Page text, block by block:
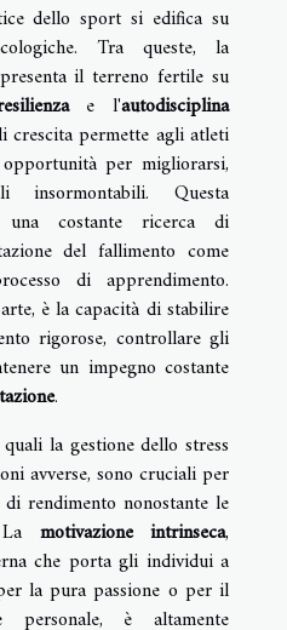
dello sport si edifica su
Tra queste, la
il terreno fertile su
e l'autodisciplina
crescita permette agli atleti
per migliorarsi,
insormontabili. Questa
una costante ricerca di
del fallimento come
di apprendimento.
è la capacità di stabilire
rigorose, controllare gli
un impegno costante
.
la gestione dello stress
avverse, sono cruciali per
rendimento nonostante le
motivazione intrinseca,
che porta gli individui a
la pura passione o per il
personale, è altamente